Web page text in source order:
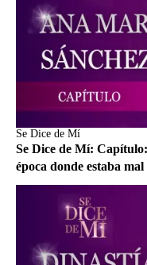
Se Dice de Mí
Se Dice de Mí:
época donde estaba